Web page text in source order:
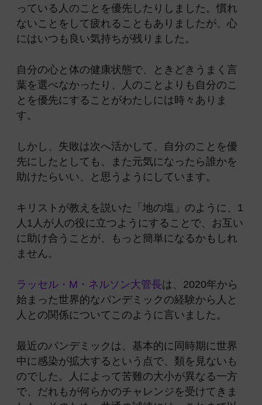
っている人のことを優先したりしました。慣れ
ないことをして疲れることもありましたが、心
にはいつも良い気持ちが残りました。
自分の心と体の健康状態で、ときどきうまく言
葉を選べなかったり、人のことよりも自分のこ
とを優先にすることがわたしには時々ありま
す。
しかし、失敗は次へ活かして、自分のことを優
先にしたとしても、また元気になったら誰かを
助けたらいい、と思うようにしています。
キリストが教えを説いた「地の塩」のように、1
人1人が人の役に立つようにすることで、お互い
に助け合うことが、もっと簡単になるかもしれ
ません。
ラッセル・M・ネルソン大管長は、2020年から
始まった世界的なパンデミックの経験から人と
人との関係についてこのように言いました。
最近のパンデミックは、基本的に同時期に世界
中に感染が拡大するという点で、類を見ないも
のでした。人によって苦難の大小が異なる一方
で、だれもが何らかのチャレンジを受けてきま